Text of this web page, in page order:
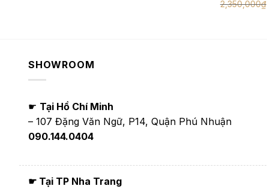
2,350,000₫
SHOWROOM
☛ Tại Hồ Chí Minh
– 107 Đặng Văn Ngữ, P14, Quận Phú Nhuận
090.144.0404
☛ Tại TP Nha Trang